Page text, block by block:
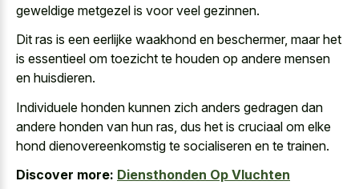
geweldige metgezel is voor veel gezinnen.
Dit ras is een eerlijke waakhond en beschermer, maar het
is essentieel om toezicht te houden op andere mensen
en huisdieren.
Individuele honden kunnen zich anders gedragen dan
andere honden van hun ras, dus het is cruciaal om elke
hond dienovereenkomstig te socialiseren en te trainen.
Discover more: Diensthonden Op Vluchten